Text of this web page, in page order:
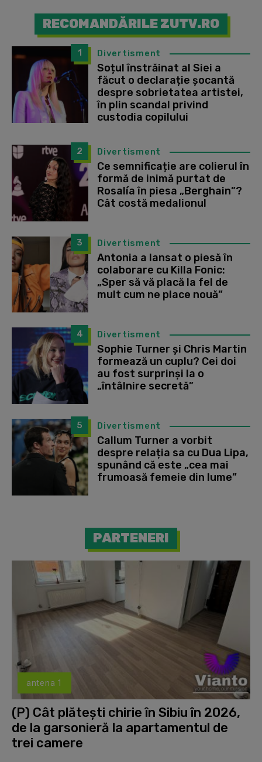
RECOMANDĂRILE ZUTV.RO
1 Divertisment
Soțul înstrăinat al Siei a
făcut o declarație șocantă
despre sobrietatea artistei,
în plin scandal privind
custodia copilului
2 Divertisment
Ce semnificație are colierul în
formă de inimă purtat de
Rosalía în piesa „Berghain”?
Cât costă medalionul
3 Divertisment
Antonia a lansat o piesă în
colaborare cu Killa Fonic:
„Sper să vă placă la fel de
mult cum ne place nouă”
4 Divertisment
Sophie Turner și Chris Martin
formează un cuplu? Cei doi
au fost surprinși la o
„întâlnire secretă”
5 Divertisment
Callum Turner a vorbit
despre relația sa cu Dua Lipa,
spunând că este „cea mai
frumoasă femeie din lume”
PARTENERI
antena 1
(P) Cât plătești chirie în Sibiu în 2026,
de la garsonieră la apartamentul de
trei camere